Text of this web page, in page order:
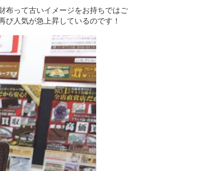
布って古いイメージをお持ちではご
人気が急上昇しているのです！